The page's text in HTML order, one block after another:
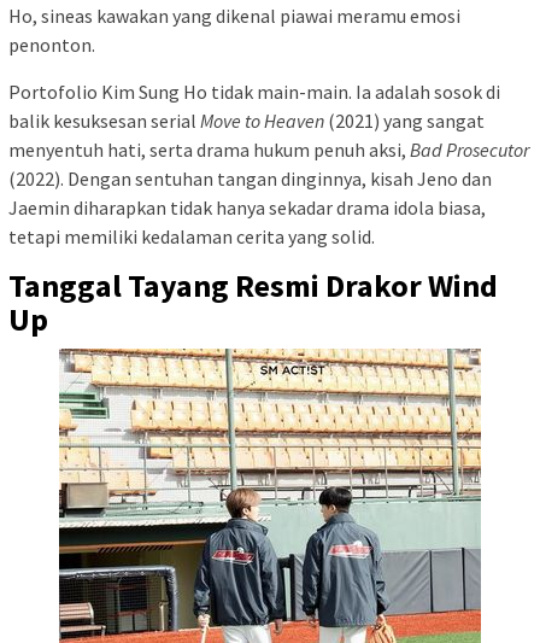
Ho, sineas kawakan yang dikenal piawai meramu emosi
penonton.
Portofolio Kim Sung Ho tidak main-main. Ia adalah sosok di
balik kesuksesan serial Move to Heaven (2021) yang sangat
menyentuh hati, serta drama hukum penuh aksi, Bad Prosecutor
(2022). Dengan sentuhan tangan dinginnya, kisah Jeno dan
Jaemin diharapkan tidak hanya sekadar drama idola biasa,
tetapi memiliki kedalaman cerita yang solid.
Tanggal Tayang Resmi Drakor Wind
Up